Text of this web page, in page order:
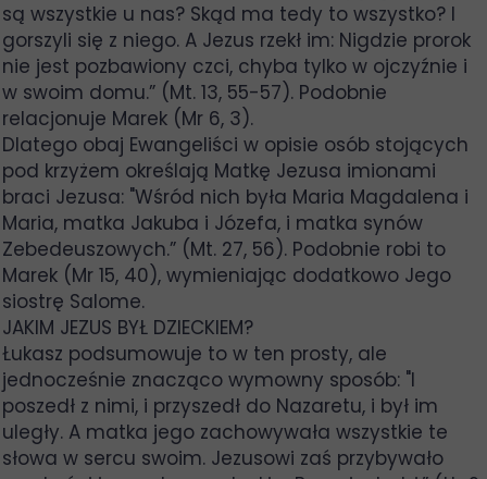
są wszystkie u nas? Skąd ma tedy to wszystko? I
gorszyli się z niego. A Jezus rzekł im: Nigdzie prorok
nie jest pozbawiony czci, chyba tylko w ojczyźnie i
w swoim domu.” (Mt. 13, 55-57). Podobnie
relacjonuje Marek (Mr 6, 3).
Dlatego obaj Ewangeliści w opisie osób stojących
pod krzyżem określają Matkę Jezusa imionami
braci Jezusa: "Wśród nich była Maria Magdalena i
Maria, matka Jakuba i Józefa, i matka synów
Zebedeuszowych.” (Mt. 27, 56). Podobnie robi to
Marek (Mr 15, 40), wymieniając dodatkowo Jego
siostrę Salome.
JAKIM JEZUS BYŁ DZIECKIEM?
Łukasz podsumowuje to w ten prosty, ale
jednocześnie znacząco wymowny sposób: "I
poszedł z nimi, i przyszedł do Nazaretu, i był im
uległy. A matka jego zachowywała wszystkie te
słowa w sercu swoim. Jezusowi zaś przybywało